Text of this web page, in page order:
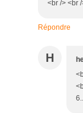
<br /> <br
Répondre
H